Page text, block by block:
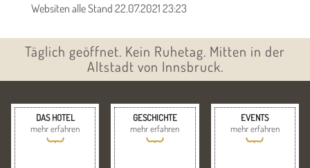
Websiten alle Stand 22.07.2021 23:23
Täglich geöffnet. Kein Ruhetag. Mitten in der
Altstadt von Innsbruck.
DAS HOTEL
mehr erfahren
{
GESCHICHTE
mehr erfahren
{
EVENTS
mehr erfahren
{